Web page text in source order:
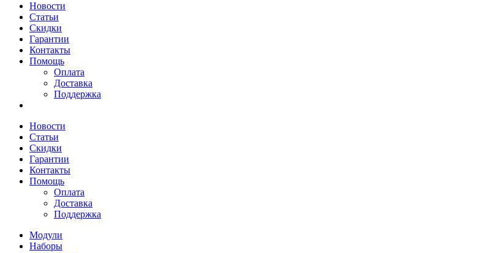
Новости
Статьи
Скидки
Гарантии
Контакты
Помощь
Оплата
Доставка
Поддержка
Новости
Статьи
Скидки
Гарантии
Контакты
Помощь
Оплата
Доставка
Поддержка
Модули
Наборы